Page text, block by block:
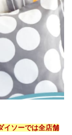
イソーでは全店舗